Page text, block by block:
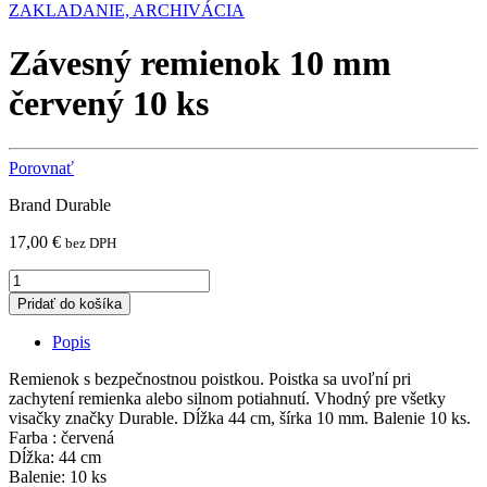
ZAKLADANIE, ARCHIVÁCIA
Závesný remienok 10 mm
červený 10 ks
Porovnať
Brand Durable
17,00 € bez DPH
Závesný
remienok
10
červený
10
ks
quantity
Pridať do košíka
Popis
Remienok s bezpečnostnou poistkou. Poistka sa uvoľní pri
zachytení remienka alebo silnom potiahnutí. Vhodný pre všetky
visačky značky Durable. Dĺžka 44 cm, šírka 10 mm. Balenie 10 ks.
Farba : červená
Dĺžka: 44 cm
Balenie: 10 ks